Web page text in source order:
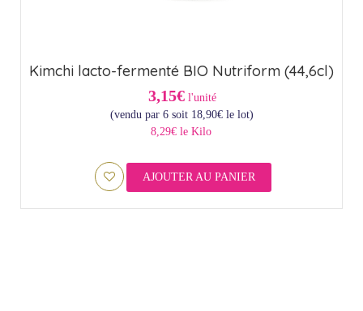
Kimchi lacto-fermenté BIO Nutriform (44,6cl)
3,15€ l'unité
(vendu par 6 soit 18,90€le lot)
8,29€ le Kilo
AJOUTER AU PANIER